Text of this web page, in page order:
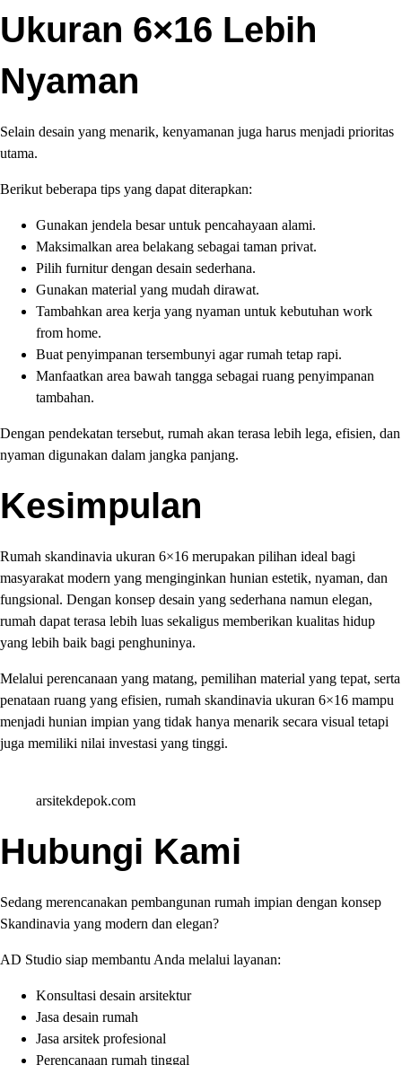
Ukuran 6×16 Lebih
Nyaman
Selain desain yang menarik, kenyamanan juga harus menjadi prioritas
utama.
Berikut beberapa tips yang dapat diterapkan:
Gunakan jendela besar untuk pencahayaan alami.
Maksimalkan area belakang sebagai taman privat.
Pilih furnitur dengan desain sederhana.
Gunakan material yang mudah dirawat.
Tambahkan area kerja yang nyaman untuk kebutuhan work
from home.
Buat penyimpanan tersembunyi agar rumah tetap rapi.
Manfaatkan area bawah tangga sebagai ruang penyimpanan
tambahan.
Dengan pendekatan tersebut, rumah akan terasa lebih lega, efisien, dan
nyaman digunakan dalam jangka panjang.
Kesimpulan
Rumah skandinavia ukuran 6×16 merupakan pilihan ideal bagi
masyarakat modern yang menginginkan hunian estetik, nyaman, dan
fungsional. Dengan konsep desain yang sederhana namun elegan,
rumah dapat terasa lebih luas sekaligus memberikan kualitas hidup
yang lebih baik bagi penghuninya.
Melalui perencanaan yang matang, pemilihan material yang tepat, serta
penataan ruang yang efisien, rumah skandinavia ukuran 6×16 mampu
menjadi hunian impian yang tidak hanya menarik secara visual tetapi
juga memiliki nilai investasi yang tinggi.
arsitekdepok.com
Hubungi Kami
Sedang merencanakan pembangunan rumah impian dengan konsep
Skandinavia yang modern dan elegan?
AD Studio siap membantu Anda melalui layanan:
Konsultasi desain arsitektur
Jasa desain rumah
Jasa arsitek profesional
Perencanaan rumah tinggal